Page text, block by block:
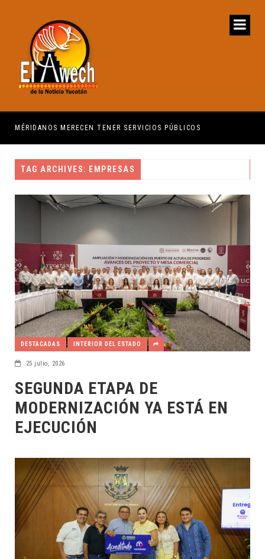
MÉRIDANOS MERECEN TENER SERVICIOS PÚBLICOS
TAG ARCHIVES: EMPRESAS
DESTACADAS INTERIOR DEL ESTADO
25 julio, 2026
SEGUNDA ETAPA DE
MODERNIZACIÓN YA ESTÁ EN
EJECUCIÓN